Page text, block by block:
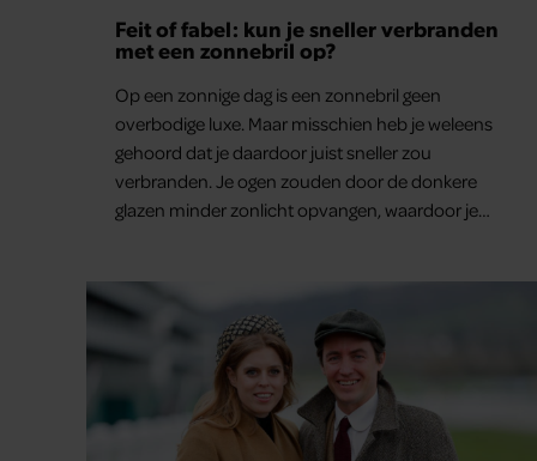
Feit of fabel: kun je sneller verbranden
met een zonnebril op?
Op een zonnige dag is een zonnebril geen
overbodige luxe. Maar misschien heb je weleens
gehoord dat je daardoor juist sneller zou
verbranden. Je ogen zouden door de donkere
glazen minder zonlicht opvangen, waardoor je